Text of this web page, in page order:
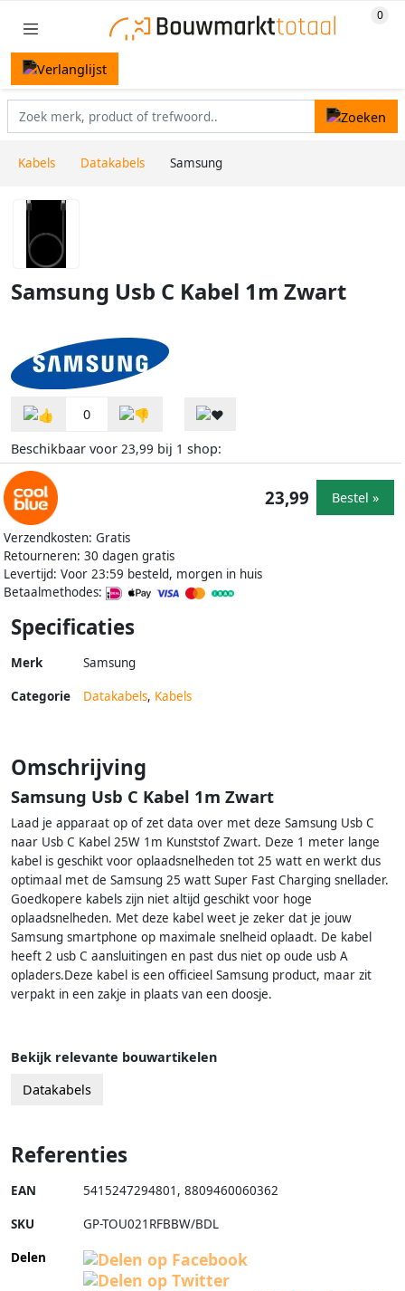
Kabels Datakabels Samsung
Samsung Usb C Kabel 1m Zwart
0
Beschikbaar voor 23,99 bij 1 shop:
Verzendkosten: Gratis
Retourneren: 30 dagen gratis
Levertijd: Voor 23:59 besteld, morgen in huis
Betaalmethodes:
23,99 Bestel »
Specificaties
Merk Samsung
Categorie Datakabels, Kabels
Omschrijving
Samsung Usb C Kabel 1m Zwart
Laad je apparaat op of zet data over met deze Samsung Usb C
naar Usb C Kabel 25W 1m Kunststof Zwart. Deze 1 meter lange
kabel is geschikt voor oplaadsnelheden tot 25 watt en werkt dus
optimaal met de Samsung 25 watt Super Fast Charging snellader.
Goedkopere kabels zijn niet altijd geschikt voor hoge
oplaadsnelheden. Met deze kabel weet je zeker dat je jouw
Samsung smartphone op maximale snelheid oplaadt. De kabel
heeft 2 usb C aansluitingen en past dus niet op oude usb A
opladers.Deze kabel is een officieel Samsung product, maar zit
verpakt in een zakje in plaats van een doosje.
Bekijk relevante bouwartikelen
Datakabels
Referenties
EAN 5415247294801 , 8809460060362
SKU GP-TOU021RFBBW/BDL
Delen